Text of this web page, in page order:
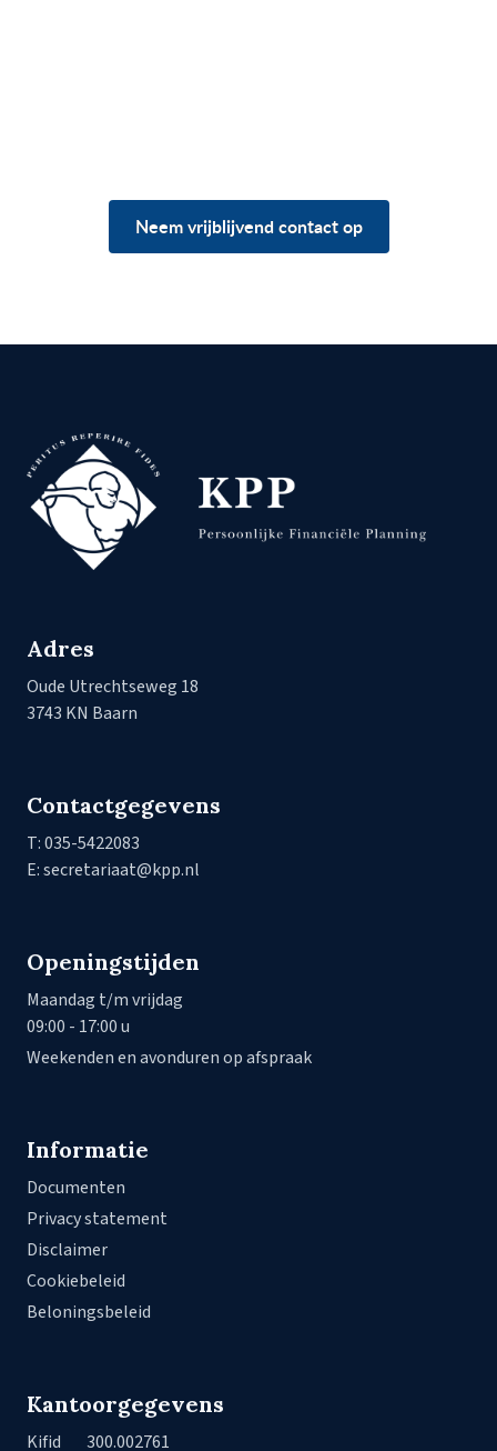
Neem vrijblijvend contact op
Adres
Oude Utrechtseweg 18
3743 KN Baarn
Contactgegevens
T: 035-5422083
E: secretariaat@kpp.nl
Openingstijden
Maandag t/m vrijdag
09:00 - 17:00 u
Weekenden en avonduren op afspraak
Informatie
Documenten
Privacy statement
Disclaimer
Cookiebeleid
Beloningsbeleid
Kantoorgegevens
Kifid 300.002761